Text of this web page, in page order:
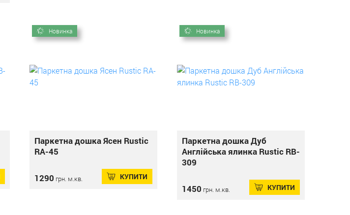
Новинка
Паркетна дошка Ясен Rustic
RA-45
1290 грн. м.кв. КУПИТИ
Новинка
Паркетна дошка Дуб
Англійська ялинка Rustic RB-
309
1450 грн. м.кв. КУПИТИ